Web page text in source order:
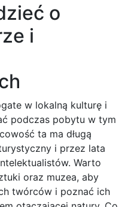
o
i
w lokalną kulturę i
podczas pobytu w tym
ta ma długą
i przez lata
Warto
oraz muzea, aby
twórców i poznać ich